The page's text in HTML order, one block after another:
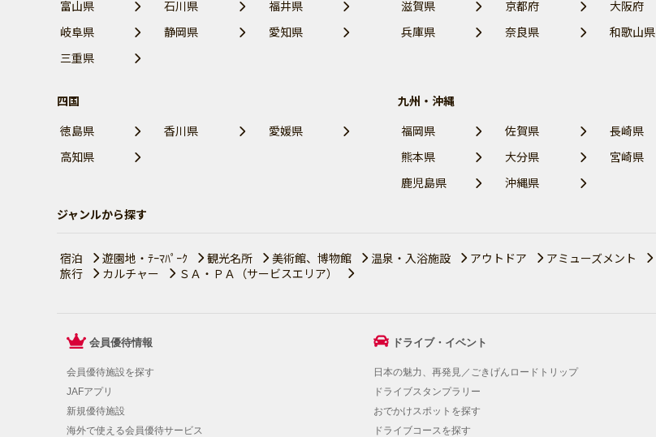
富山県
石川県
福井県
岐阜県
静岡県
愛知県
三重県
滋賀県
京都府
大阪府
兵庫県
奈良県 和歌山県
四国
徳島県
香川県
愛媛県
高知県
九州・沖縄
福岡県
佐賀県
長崎県
熊本県
大分県
宮崎県
鹿児島県
沖縄県
ジャンルから探す
宿泊 遊園地・ﾃｰﾏﾊﾟｰｸ 観光名所 美術館、博物館 温泉・入浴施設 アウトドア アミューズメント
旅行
カルチャー ＳＡ・ＰＡ（サービスエリア）
会員優待情報
会員優待施設を探す
JAFアプリ
新規優待施設
海外で使える会員優待サービス
ドライブ・イベント
日本の魅力、再発見／ごきげんロードトリップ
ドライブスタンプラリー
おでかけスポットを探す
ドライブコースを探す